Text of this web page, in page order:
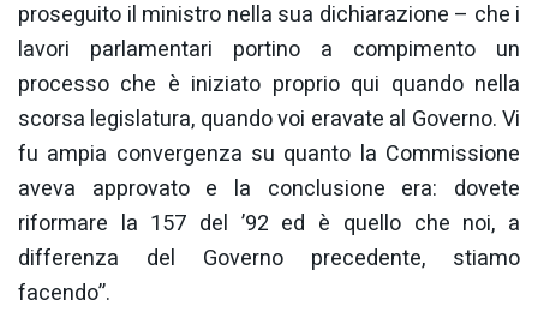
proseguito il ministro nella sua dichiarazione – che i
lavori parlamentari portino a compimento un
processo che è iniziato proprio qui quando nella
scorsa legislatura, quando voi eravate al Governo. Vi
fu ampia convergenza su quanto la Commissione
aveva approvato e la conclusione era: dovete
riformare la 157 del ’92 ed è quello che noi, a
differenza del Governo precedente, stiamo
facendo”.